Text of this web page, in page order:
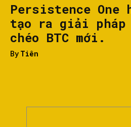
Persistence One
tạo ra giải pháp
chéo BTC mới.
By Tiên